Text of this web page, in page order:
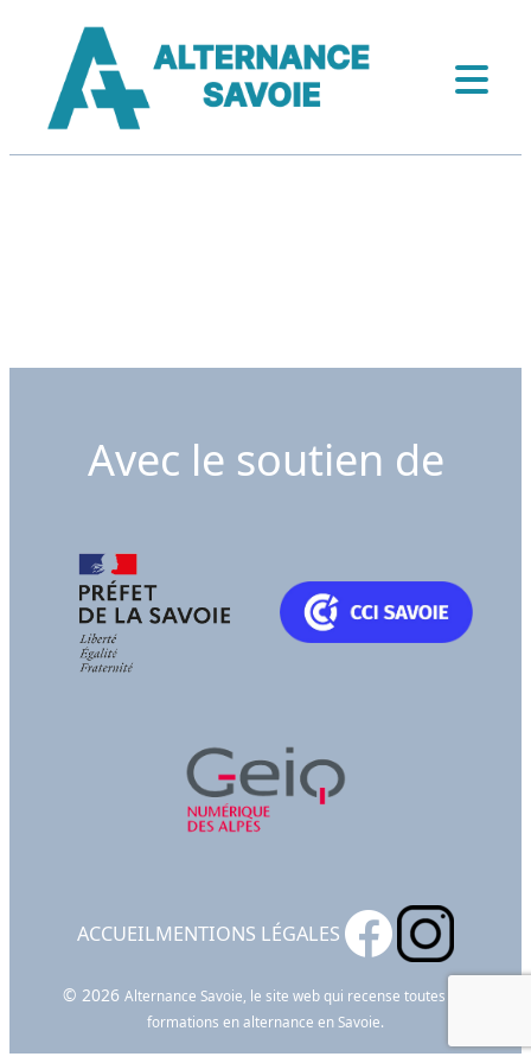
Avec le soutien de
ACCUEILMENTIONS LÉGALES
© 2026 Alternance Savoie, le site web qui recense toutes les
formations en alternance en Savoie.